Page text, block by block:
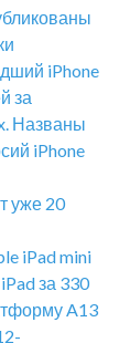
iPhone
за
Названы
iPhone
уже 20
iPad mini
за 330
A13